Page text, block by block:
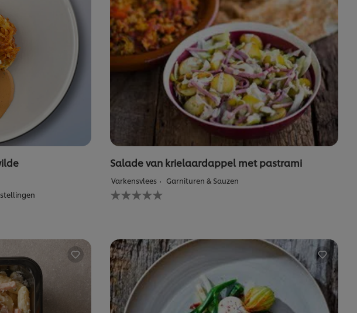
Salade van krielaardappel met pastrami
Varkensvlees Garnituren & Sauzen
Geen
beoordelingen
recipe